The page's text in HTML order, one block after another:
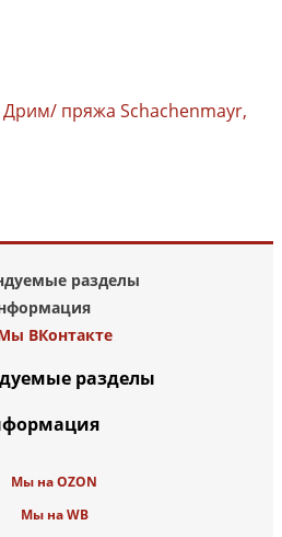
пряжа Schachenmayr,
разделы
ВКонтакте
разделы
Мы на OZON
Мы на WB